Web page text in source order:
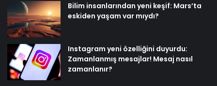
Bilim insanlarından yeni keşif: Mars’ta
eskiden yaşam var mıydı?
Instagram yeni özelliğini duyurdu:
Zamanlanmış mesajlar! Mesaj nasıl
zamanlanır?